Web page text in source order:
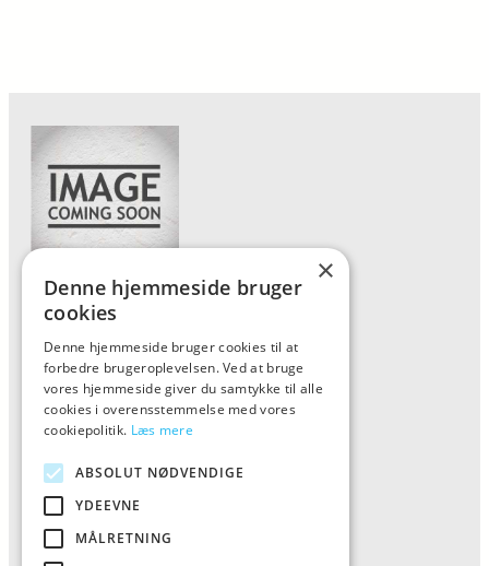
Forside
Vis alle produkter
Kontakt
Oversigt artikler
ALFA
Tlf: 7876 8672
×
Denne hjemmeside bruger
cookies
Denne hjemmeside bruger cookies til at
forbedre brugeroplevelsen. Ved at bruge
vores hjemmeside giver du samtykke til alle
cookies i overensstemmelse med vores
cookiepolitik. Læs mere
ABSOLUT NØDVENDIGE
YDEEVNE
MÅLRETNING